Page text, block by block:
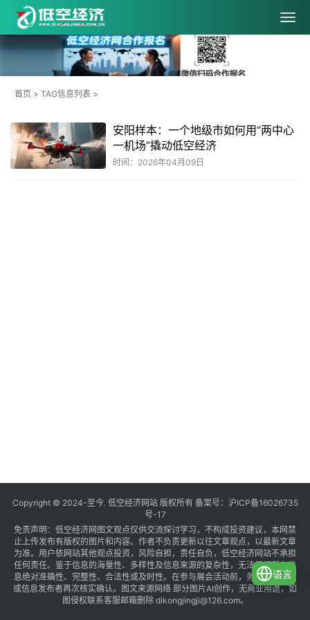
首页 > TAG信息列表 >
安阳样本：一个地级市如何用“两中心
一机场”撬动低空经济
时间：2026年04月09日
Copyright © 2024-至今. 低空经济网站 版权所有 备案号： 沪ICP备16026735
号-17
免责声明：低空经济网图文观点仅供交流探讨学习，不构成投资建议，本网禁
止上传发布有版权的图片和内容。作者不负责更新以往文章观点，以最新文章
为准。用户依网站其他观点投资，风险自担，责任自负，低空经济网站不承担
任何责任。鉴于信息的海量性、多样性及信息来源的复杂性，无法保证所有信
息绝对准确性、完整性、合法性或及时性。在参与展会活动前，务必与组织方
或信息发布者再次核实确认。图文来源网络 部分图片AI创作，无商业用途，如
图侵权联系客服邮箱删除 dikongjingji@126.com。
语言